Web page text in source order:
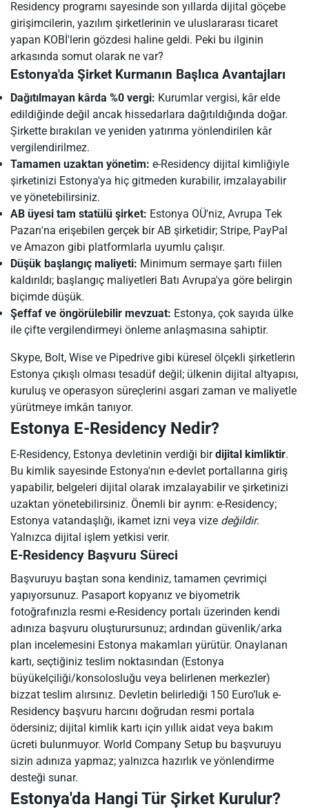
Residency programı sayesinde son yıllarda dijital göçebe
girişimcilerin, yazılım şirketlerinin ve uluslararası ticaret
yapan KOBİ'lerin gözdesi haline geldi. Peki bu ilginin
arkasında somut olarak ne var?
Estonya'da Şirket Kurmanın Başlıca Avantajları
Dağıtılmayan kârda %0 vergi: Kurumlar vergisi, kâr elde
edildiğinde değil ancak hissedarlara dağıtıldığında doğar.
Şirkette bırakılan ve yeniden yatırıma yönlendirilen kâr
vergilendirilmez.
Tamamen uzaktan yönetim: e-Residency dijital kimliğiyle
şirketinizi Estonya'ya hiç gitmeden kurabilir, imzalayabilir
ve yönetebilirsiniz.
AB üyesi tam statülü şirket: Estonya OÜ'niz, Avrupa Tek
Pazarı'na erişebilen gerçek bir AB şirketidir; Stripe, PayPal
ve Amazon gibi platformlarla uyumlu çalışır.
Düşük başlangıç maliyeti: Minimum sermaye şartı fiilen
kaldırıldı; başlangıç maliyetleri Batı Avrupa'ya göre belirgin
biçimde düşük.
Şeffaf ve öngörülebilir mevzuat: Estonya, çok sayıda ülke
ile çifte vergilendirmeyi önleme anlaşmasına sahiptir.
Skype, Bolt, Wise ve Pipedrive gibi küresel ölçekli şirketlerin
Estonya çıkışlı olması tesadüf değil; ülkenin dijital altyapısı,
kuruluş ve operasyon süreçlerini asgari zaman ve maliyetle
yürütmeye imkân tanıyor.
Estonya E-Residency Nedir?
E-Residency, Estonya devletinin verdiği birdijital kimliktir.
Bu kimlik sayesinde Estonya'nın e-devlet portallarına giriş
yapabilir, belgeleri dijital olarak imzalayabilir ve şirketinizi
uzaktan yönetebilirsiniz. Önemli bir ayrım: e-Residency;
Estonya vatandaşlığı, ikamet izni veya vize değildir.
Yalnızca dijital işlem yetkisi verir.
E-Residency Başvuru Süreci
Başvuruyu baştan sona kendiniz, tamamen çevrimiçi
yapıyorsunuz. Pasaport kopyanız ve biyometrik
fotoğrafınızla resmi e-Residency portalı üzerinden kendi
adınıza başvuru oluşturursunuz; ardından güvenlik/arka
plan incelemesini Estonya makamları yürütür. Onaylanan
kartı, seçtiğiniz teslim noktasından (Estonya
büyükelçiliği/konsolosluğu veya belirlenen merkezler)
bizzat teslim alırsınız. Devletin belirlediği 150 Euro’luk e-
Residency başvuru harcını doğrudan resmi portala
ödersiniz; dijital kimlik kartı için yıllık aidat veya bakım
ücreti bulunmuyor. World Company Setup bu başvuruyu
sizin adınıza yapmaz; yalnızca hazırlık ve yönlendirme
desteği sunar.
Estonya'da Hangi Tür Şirket Kurulur?